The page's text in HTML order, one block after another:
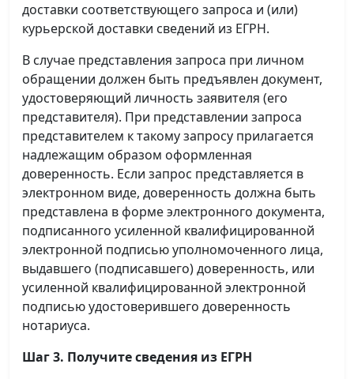
доставки соответствующего запроса и (или)
курьерской доставки сведений из ЕГРН.
В случае представления запроса при личном
обращении должен быть предъявлен документ,
удостоверяющий личность заявителя (его
представителя). При представлении запроса
представителем к такому запросу прилагается
надлежащим образом оформленная
доверенность. Если запрос представляется в
электронном виде, доверенность должна быть
представлена в форме электронного документа,
подписанного усиленной квалифицированной
электронной подписью уполномоченного лица,
выдавшего (подписавшего) доверенность, или
усиленной квалифицированной электронной
подписью удостоверившего доверенность
нотариуса.
Шаг 3. Получите сведения из ЕГРН